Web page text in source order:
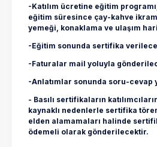
-Katılım ücretine eğitim
eğitim süresince çay-kahve
yemeği, konaklama ve ulaşım
-Eğitim sonunda sertifika
-Faturalar mail yoluyla
-Anlatımlar sonunda soru-cevap
- Basılı sertifikaların
kaynaklı nedenlerle sertifika
elden alamamaları halinde
ödemeli olarak gönderilecektir.